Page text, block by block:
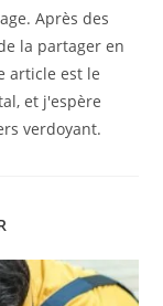
Après des
la partager en
article est le
et j'espère
verdoyant.